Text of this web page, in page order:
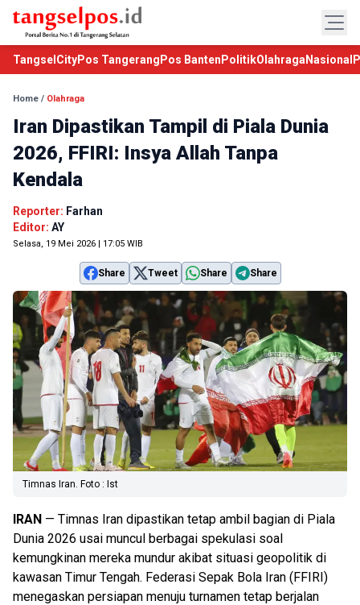
TangselCityPos Tangerang Pos Banten PolitikOlahraga Nasional
Home / Olahraga
Iran Dipastikan Tampil di Piala Dunia
2026, FFIRI: Insya Allah Tanpa
Kendala
Reporter: Farhan
Editor: AY
Selasa, 19 Mei 2026 | 17:05 WIB
Share Tweet Share Share
Timnas Iran. Foto : Ist
IRAN — Timnas Iran dipastikan tetap ambil bagian di Piala
Dunia 2026 usai muncul berbagai spekulasi soal
kemungkinan mereka mundur akibat situasi geopolitik di
kawasan Timur Tengah. Federasi Sepak Bola Iran (FFIRI)
menegaskan persiapan menuju turnamen tetap berjalan